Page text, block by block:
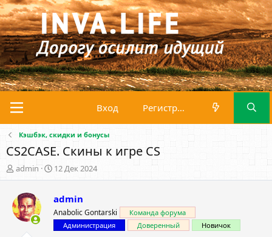
Вход Регистрация
Кэшбэк, скидки и бонусы
CS2CASE. Скины к игре CS
А
в
о
р
т
admin
Д
а
а
н
а
ч
12 Дек 2024
admin
Anabolic Gontarski
Команда форума
Администрация
Доверенный Новичок